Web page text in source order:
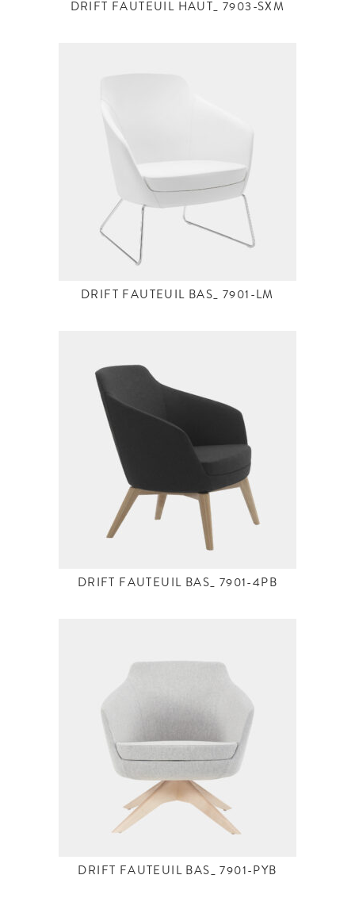
DRIFT FAUTEUIL HAUT_ 7903-SXM
DRIFT FAUTEUIL BAS_ 7901-LM
DRIFT FAUTEUIL BAS_ 7901-4PB
DRIFT FAUTEUIL BAS_ 7901-PYB